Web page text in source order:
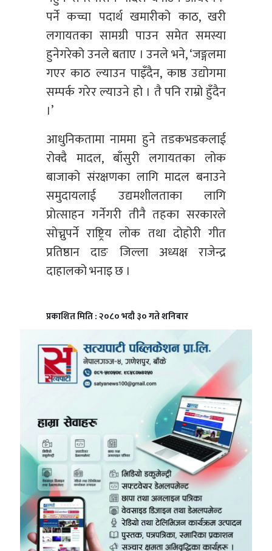
पर्ने कच्चा पदार्थ खमारीको काठ, खरी
लगायतका सामग्री पाउन समेत समस्या
हुनेगरेको उनले बताए । उनले भने, ‘जङ्गलमा
गएर काठ ल्याउन पाइँदैन, काष्ठ उद्योगमा
सम्पर्क गरेर ल्याउने हो । तै पनि राम्रो हुँदैन
।’
आधुनिकतामा नाममा हुने तडकभडकलाई
रोक्दै मादल, बाँसुरी लगायतका लोक
बाजाको संरक्षणका लागि मादल बनाउने
समुदायलाई उद्यमशीलताका लागि
प्रोत्साहन गर्नेगरी तीनै तहका सरकारले
सोच्नुपर्ने राष्ट्रिय लोक तथा दोहोरी गीत
प्रतिष्ठान दाङ जिल्ला अध्यक्ष राजेन्द्र
दाहालको भनाइ छ ।
प्रकाशित मिति : २०८० भदौ ३० गते शनिबार